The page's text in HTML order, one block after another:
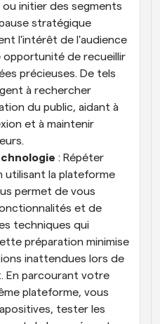
initier des segments
stratégique
l'intérêt de l'audience
opportunité de recueillir
précieuses. De tels
à rechercher
du public, aidant à
et à maintenir
: Répéter
la plateforme
permet de vous
et de
techniques qui
préparation minimise
inattendues lors de
En parcourant votre
plateforme, vous
tester les